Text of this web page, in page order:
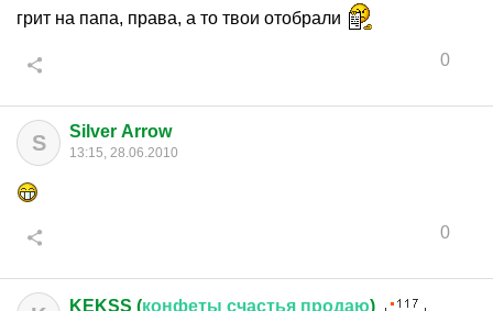
грит на папа, права, а то твои отобрали
0
S Silver Arrow
13:15, 28.06.2010
0
KEKSS (конфеты счастья продаю)